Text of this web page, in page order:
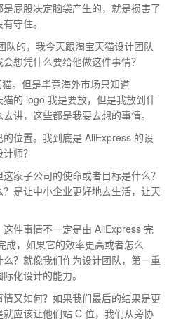
屁股决定脑袋产生的，就是损害了
守住。
队的，我今天跟淘宝天猫设计团队
想凭什么要给他做这件事情？
。但是毕竟海外市场只知道
的 logo 我是要放，但是我放到什
讲，这些都是我要去想的事情。
位置。我到底是 AliExpress 的设
师？
家子公司的使命或者目标是什么？
是让中小企业更好地去生活，让天
件事情不一定是由 AliExpress 完
成，如果它的效率更高或者怎么
？就像我们作为设计团队，第一重
化设计的能力。
又如何？如果我们最后的结果是更
应该让他们站 C 位，我们从旁协